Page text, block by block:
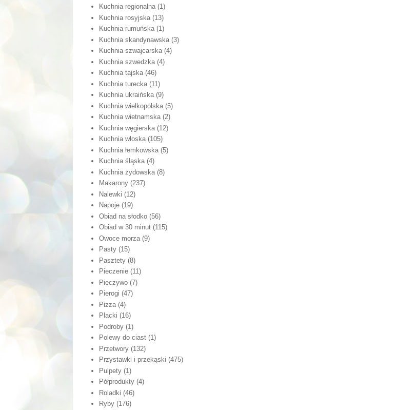
Kuchnia regionalna (1)
Kuchnia rosyjska (13)
Kuchnia rumuńska (1)
Kuchnia skandynawska (3)
Kuchnia szwajcarska (4)
Kuchnia szwedzka (4)
Kuchnia tajska (46)
Kuchnia turecka (11)
Kuchnia ukraińska (9)
Kuchnia wielkopolska (5)
Kuchnia wietnamska (2)
Kuchnia węgierska (12)
Kuchnia włoska (105)
Kuchnia łemkowska (5)
Kuchnia śląska (4)
Kuchnia żydowska (8)
Makarony (237)
Nalewki (12)
Napoje (19)
Obiad na słodko (56)
Obiad w 30 minut (115)
Owoce morza (9)
Pasty (15)
Pasztety (8)
Pieczenie (11)
Pieczywo (7)
Pierogi (47)
Pizza (4)
Placki (16)
Podroby (1)
Polewy do ciast (1)
Przetwory (132)
Przystawki i przekąski (475)
Pulpety (1)
Półprodukty (4)
Roladki (46)
Ryby (176)